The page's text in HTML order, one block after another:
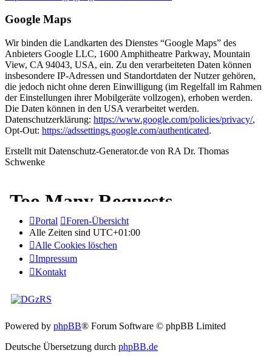
Google Maps
Wir binden die Landkarten des Dienstes “Google Maps” des
Anbieters Google LLC, 1600 Amphitheatre Parkway, Mountain
View, CA 94043, USA, ein. Zu den verarbeiteten Daten können
insbesondere IP-Adressen und Standortdaten der Nutzer gehören,
die jedoch nicht ohne deren Einwilligung (im Regelfall im Rahmen
der Einstellungen ihrer Mobilgeräte vollzogen), erhoben werden.
Die Daten können in den USA verarbeitet werden.
Datenschutzerklärung: https://www.google.com/policies/privacy/,
Opt-Out: https://adssettings.google.com/authenticated.
Erstellt mit Datenschutz-Generator.de von RA Dr. Thomas
Schwenke
Portal
Foren-Übersicht
Alle Zeiten sind UTC+01:00
Alle Cookies löschen
Impressum
Kontakt
Powered by phpBB® Forum Software © phpBB Limited
Deutsche Übersetzung durch phpBB.de